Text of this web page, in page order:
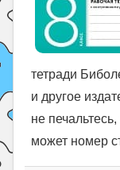
тетради
и другое
не
может номер